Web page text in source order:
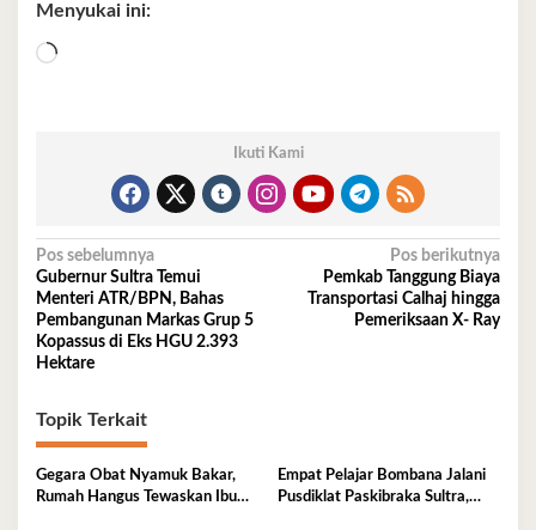
Menyukai ini:
Memuat...
Ikuti Kami
Navigasi
pos
Pos sebelumnya
Gubernur Sultra Temui
Menteri ATR/BPN, Bahas
Pembangunan Markas Grup 5
Kopassus di Eks HGU 2.393
Hektare
Pos berikutnya
Pemkab Tanggung Biaya
Transportasi Calhaj hingga
Pemeriksaan X- Ray
Topik Terkait
Gegara Obat Nyamuk Bakar,
Rumah Hangus Tewaskan Ibu
Empat Pelajar Bombana Jalani
Pusdiklat Paskibraka Sultra,